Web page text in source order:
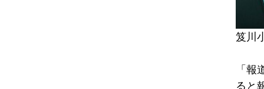
笈川
「
ると